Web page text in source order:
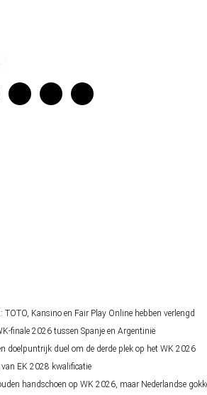
WK-finale 2026 tussen Spanje en Argentinië
van EK 2028 kwalificatie
TOTO, Kansino en Fair Play Online hebben verlengd
finale 2026 tussen Spanje en Argentinië
doelpuntrijk duel om de derde plek op het WK 2026
EK 2028 kwalificatie
handschoen op WK 2026, maar Nederlandse